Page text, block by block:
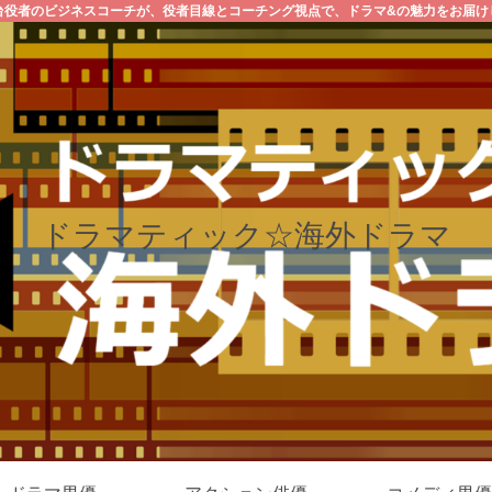
役者のビジネスコーチが、役者目線とコーチング視点で、ドラマ&の魅力をお届け
ドラマティック☆海外ドラマ